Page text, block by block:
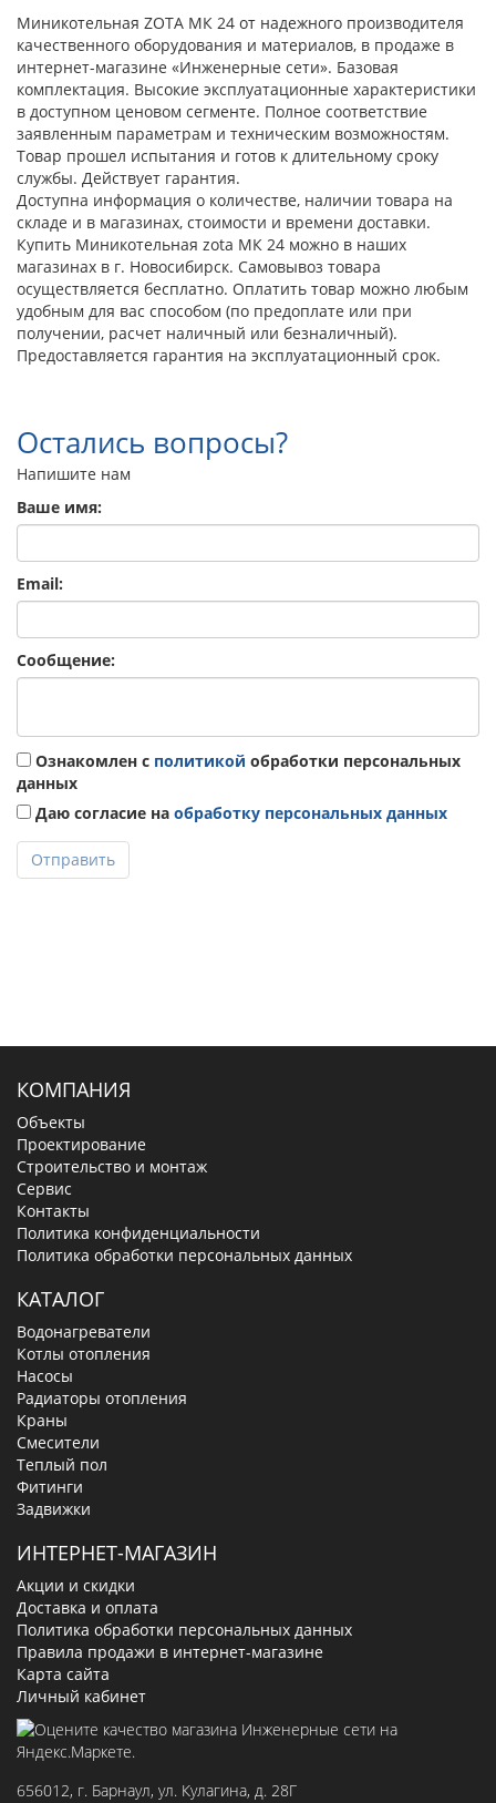
Миникотельная ZOTA МК 24 от надежного производителя
качественного оборудования и материалов, в продаже в
интернет-магазине «Инженерные сети». Базовая
комплектация. Высокие эксплуатационные характеристики
в доступном ценовом сегменте. Полное соответствие
заявленным параметрам и техническим возможностям.
Товар прошел испытания и готов к длительному сроку
службы. Действует гарантия.
Доступна информация о количестве, наличии товара на
складе и в магазинах, стоимости и времени доставки.
Купить Миникотельная zota МК 24 можно в наших
магазинах в г. Новосибирск. Самовывоз товара
осуществляется бесплатно. Оплатить товар можно любым
удобным для вас способом (по предоплате или при
получении, расчет наличный или безналичный).
Предоставляется гарантия на эксплуатационный срок.
Остались вопросы?
Напишите нам
Ваше имя:
Email:
Сообщение:
Ознакомлен с политикой обработки персональных
данных
Даю согласие на обработку персональных данных
Отправить
КОМПАНИЯ
Объекты
Проектирование
Строительство и монтаж
Сервис
Контакты
Политика конфиденциальности
Политика обработки персональных данных
КАТАЛОГ
Водонагреватели
Котлы отопления
Насосы
Радиаторы отопления
Краны
Смесители
Теплый пол
Фитинги
Задвижки
ИНТЕРНЕТ-МАГАЗИН
Акции и скидки
Доставка и оплата
Политика обработки персональных данных
Правила продажи в интернет-магазине
Карта сайта
Личный кабинет
656012, г. Барнаул, ул. Кулагина, д. 28Г